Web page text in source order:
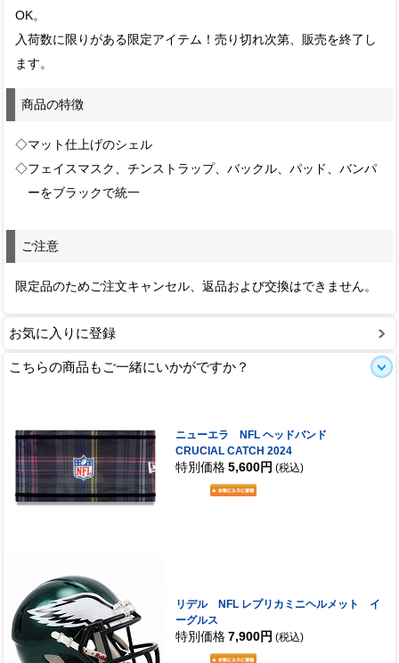
OK。
入荷数に限りがある限定アイテム！売り切れ次第、販売を終了し
ます。
商品の特徴
◇マット仕上げのシェル
◇フェイスマスク、チンストラップ、バックル、パッド、バンパ
ーをブラックで統一
ご注意
限定品のためご注文キャンセル、返品および交換はできません。
お気に入りに登録
こちらの商品もご一緒にいかがですか？
ニューエラ NFL ヘッドバンド
CRUCIAL CATCH 2024
特別価格 5,600円 (税込)
リデル NFL レプリカミニヘルメット イ
ーグルス
特別価格 7,900円 (税込)